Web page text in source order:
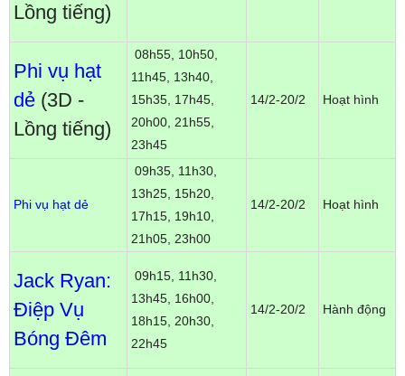
Lồng tiếng)
Phi vụ hạt
dẻ (3D -
Lồng tiếng)
08h55, 10h50,
11h45, 13h40,
15h35, 17h45,
20h00, 21h55,
23h45
14/2-20/2 Hoạt hình
Phi vụ hạt dẻ
09h35, 11h30,
13h25, 15h20,
17h15, 19h10,
21h05, 23h00
14/2-20/2 Hoạt hình
Jack Ryan:
Điệp Vụ
Bóng Đêm
09h15, 11h30,
13h45, 16h00,
18h15, 20h30,
22h45
14/2-20/2 Hành động